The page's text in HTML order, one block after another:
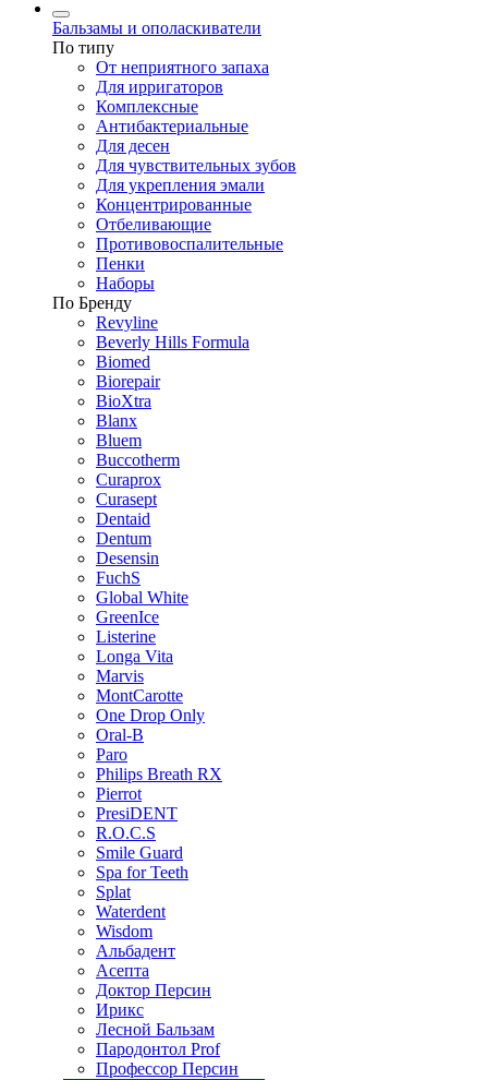
Бальзамы и ополаскиватели
По типу
От неприятного запаха
Для ирригаторов
Комплексные
Антибактериальные
Для десен
Для чувствительных зубов
Для укрепления эмали
Концентрированные
Отбеливающие
Противовоспалительные
Пенки
Наборы
По Бренду
Revyline
Beverly Hills Formula
Biomed
Biorepair
BioXtra
Blanx
Bluem
Buccotherm
Curaprox
Curasept
Dentaid
Dentum
Desensin
FuchS
Global White
GreenIce
Listerine
Longa Vita
Marvis
MontCarotte
One Drop Only
Oral-B
Paro
Philips Breath RX
Pierrot
PresiDENT
R.O.C.S
Smile Guard
Spa for Teeth
Splat
Waterdent
Wisdom
Альбадент
Асепта
Доктор Персин
Ирикс
Лесной Бальзам
Пародонтол Prof
Профессор Персин